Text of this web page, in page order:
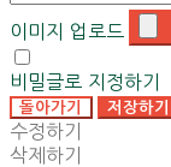
이미지 업로드
비밀글로 지정하기
돌아가기 저장하기
수정하기
삭제하기